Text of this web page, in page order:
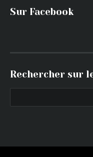
Sur Facebook
Rechercher sur